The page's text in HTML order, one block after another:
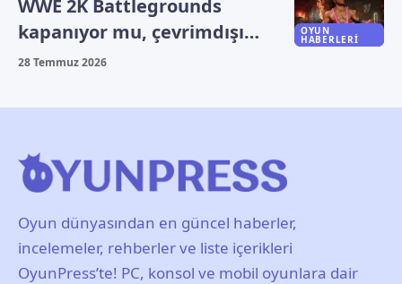
OYUN
HABERLERI
WWE 2K Battlegrounds
kapanıyor mu, çevrimdışı
oynanabilecek mi?
28 Temmuz 2026
Oyun dünyasından en güncel haberler,
incelemeler, rehberler ve liste içerikleri
OyunPress’te! PC, konsol ve mobil oyunlara dair